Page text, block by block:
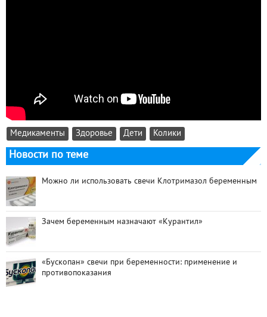
Медикаменты Здоровье Дети Колики
Новости по теме
Можно ли использовать свечи Клотримазол беременным
Зачем беременным назначают «Курантил»
«Бускопан» свечи при беременности: применение и
противопоказания